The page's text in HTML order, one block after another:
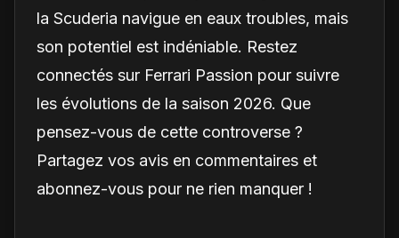
la Scuderia navigue en eaux troubles, mais
son potentiel est indéniable. Restez
connectés sur Ferrari Passion pour suivre
les évolutions de la saison 2026. Que
pensez-vous de cette controverse ?
Partagez vos avis en commentaires et
abonnez-vous pour ne rien manquer !